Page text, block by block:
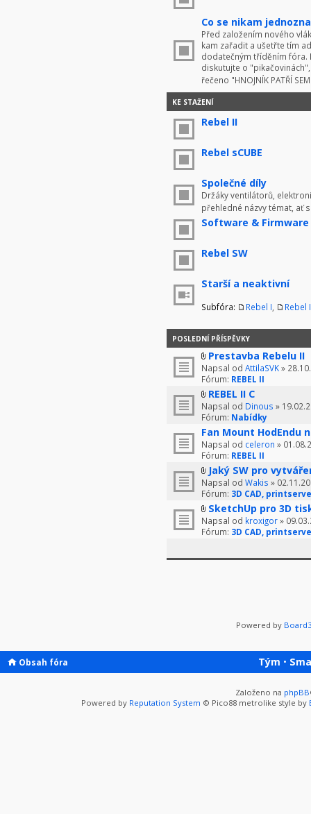
Co se nikam
Před založením nového
kam zařadit a ušetřte tím
dodatečným tříděním fóra.
diskutujte o
řečeno "HNOJNÍK PATŘÍ
KE STAŽENÍ
Rebel II
Rebel sCUBE
Společné díly
Držáky ventilátorů,
přehledné názvy témat, ať
Software & Firmware
Rebel SW
Starší a neaktivní
Subfóra: Rebel I Rebel
POSLEDNÍ PŘÍSPĚVKY
Prestavba Rebelu II
Napsal od AttilaSVK»
Fórum: REBEL II
REBEL II C
Napsal od Dinous »
Fórum: Nabídky
Fan Mount HodEndu
Napsal od celeron »
Fórum: REBEL II
Jaký SW pro
Napsal od Wakis »
Fórum: 3D CAD,
SketchUp pro 3D
Napsal od kroxigor»
Fórum: 3D CAD,
Powered by
Obsah fóra Tým •
Založeno na phpBB
Powered by Reputation System © Pico88 metrolike style by